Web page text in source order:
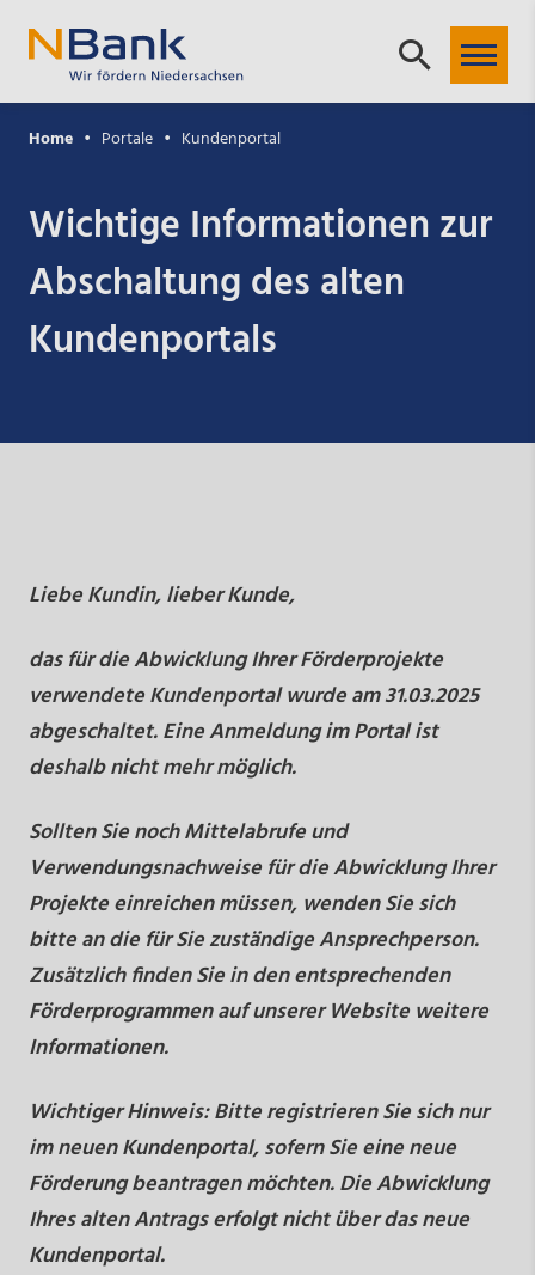
Home Portale Kundenportal
Wichtige Informationen zur
Abschaltung des alten
Kundenportals
Liebe Kundin, lieber Kunde,
das für die Abwicklung Ihrer Förderprojekte
verwendete Kundenportal wurde am 31.03.2025
abgeschaltet. Eine Anmeldung im Portal ist
deshalb nicht mehr möglich.
Sollten Sie noch Mittelabrufe und
Verwendungsnachweise für die Abwicklung Ihrer
Projekte einreichen müssen, wenden Sie sich
bitte an die für Sie zuständige Ansprechperson.
Zusätzlich finden Sie in den entsprechenden
Förderprogrammen auf unserer Website weitere
Informationen.
Wichtiger Hinweis: Bitte registrieren Sie sich nur
im neuen Kundenportal, sofern Sie eine neue
Förderung beantragen möchten. Die Abwicklung
Ihres alten Antrags erfolgt nicht über das neue
Kundenportal.